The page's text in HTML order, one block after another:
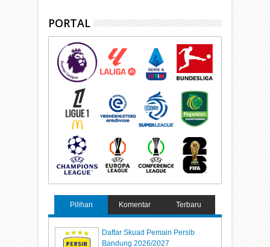
PORTAL
Pilihan Komentar Terbaru
Daftar Skuad Pemain Persib
Bandung 2026/2027